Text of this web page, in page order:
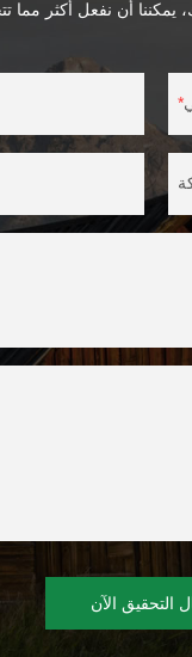
التحقيق الآن